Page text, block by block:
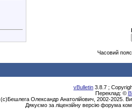
Часовий
vBulletin 3.8.7 ;
Переклад: ©
(с)Бешлега Олександр Анатолійович, 2002-2025.
Дякуємо за ліцензійну версію форума